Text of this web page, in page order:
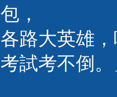
包，
各路大英雄
考試考不倒